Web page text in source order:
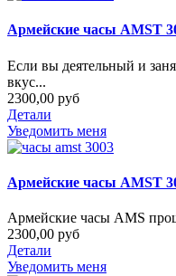
Армейские часы AMST
Если вы деятельный и
вкус...
2300,00 руб
Детали
Уведомить меня
Армейские часы AMST
Армейские часы AMS
2300,00 руб
Детали
Уведомить меня